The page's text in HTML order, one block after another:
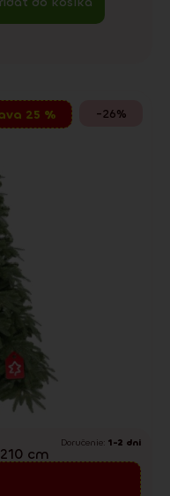
-26%
25 %
Doručenie: 1-2 dni
cm